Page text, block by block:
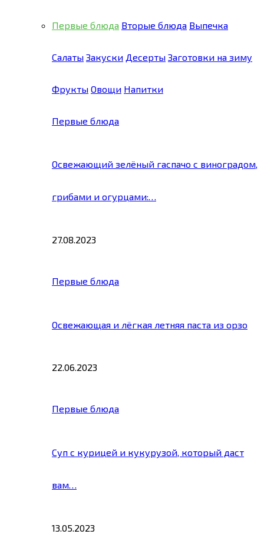
Первые блюда Вторые блюда Выпечка
Салаты Закуски Десерты Заготовки на зиму
Фрукты Овощи Напитки
Первые блюда
Освежающий зелёный гаспачо с виноградом,
грибами и огурцами:…
27.08.2023
Первые блюда
Освежающая и лёгкая летняя паста из орзо
22.06.2023
Первые блюда
Суп с курицей и кукурузой, который даст
вам…
13.05.2023